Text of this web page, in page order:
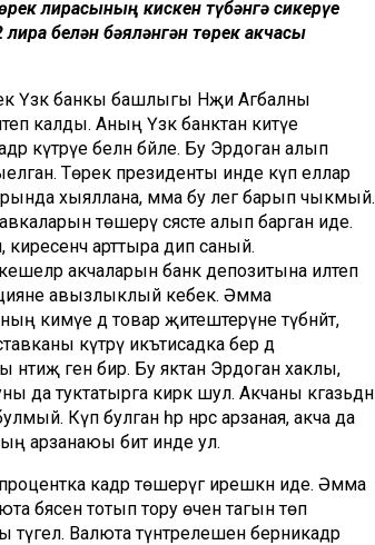
лирасының кискен түбәнгә сикерүе
белән бәяләнгән төрек акчасы
Үзәк банкы башлыгы Нәҗи Агбалны
калды. Аның Үзәк банктан китүе
күтәрүе белән бәйле. Бу Эрдоган алып
Төрек президенты инде күп еллар
хыяллана, әмма бу әлегә барып чыкмый.
төшерү сәясәте алып барган иде.
арттыра дип саный.
акчаларын банк депозитына илтеп
авызлыклый кебек. Әмма
кимүе дә товар җитештерүне түбәнәйтә,
күтәрү икътисадка бер дә
генә бирә. Бу яктан Эрдоган хаклы,
да туктатырга кирәк шул. Акчаны кәгазьдән
Күп булган һәр нәрсә арзаная, акча да
арзанаюы бит инде ул.
процентка кадәр төшерүгә ирешкән иде. Әмма
бәясен тотып тору өчен тагын төп
түгел. Валюта түнтәрелешен берникадәр